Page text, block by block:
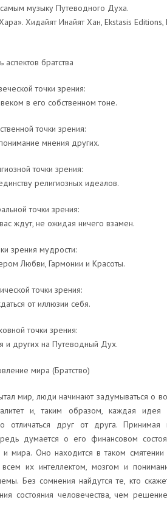
музыку Путеводного Духа.
Хидайят Инайят Хан, Ekstasis Editions,
аспектов братства
точки зрения:
в его собственном тоне.
точки зрения:
мнения других.
точки зрения:
религиозных идеалов.
точки зрения:
ждут, не ожидая ничего взамен.
зрения мудрости:
Любви, Гармонии и Красоты.
точки зрения:
от иллюзии себя.
точки зрения:
и других на Путеводный Дух.
мира (Братство)
мир, люди начинают задумываться о
и, таким образом, каждая идея
отличаться друг от друга.
думается о его финансовом
мира. Оно находится в таком смятении
их интеллектом, мозгом и
Без сомнения найдутся те, кто
состояния человечества, чем